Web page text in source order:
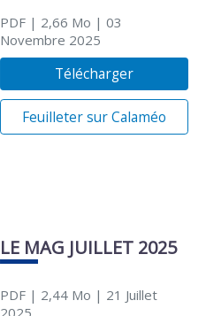
PDF| 2,66 Mo | 03
Novembre 2025
Télécharger
Feuilleter sur Calaméo
LE MAG JUILLET 2025
PDF| 2,44 Mo | 21 Juillet